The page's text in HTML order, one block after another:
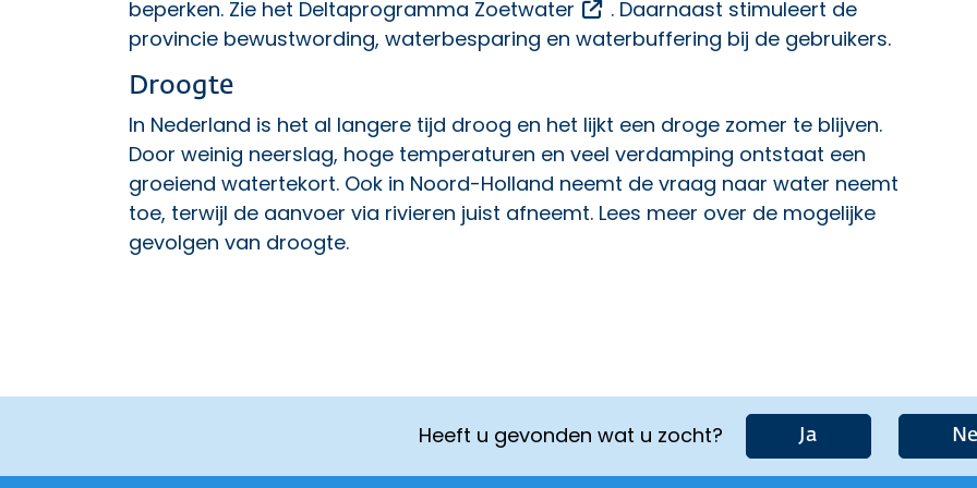
beperken. Zie het Deltaprogramma Zoetwater Opent een externe link
. Daarnaast stimuleert de
provincie bewustwording, waterbesparing en waterbuffering bij de gebruikers.
Droogte
In Nederland is het al langere tijd droog en het lijkt een droge zomer te blijven.
Door weinig neerslag, hoge temperaturen en veel verdamping ontstaat een
groeiend watertekort. Ook in Noord-Holland neemt de vraag naar water neemt
toe, terwijl de aanvoer via rivieren juist afneemt. Lees meer over de mogelijke
gevolgen van droogte.
Heeft u gevonden wat u zocht? Ja